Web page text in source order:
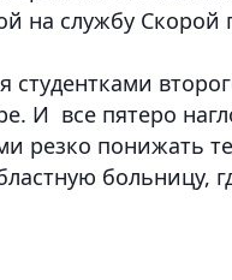
на службу
студентками
И все пятеро
резко понижать
больницу,